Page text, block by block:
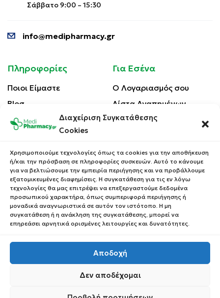
Διαχείριση Συγκατάθεσης
Cookies
Χρησιμοποιούμε τεχνολογίες όπως τα cookies για την αποθήκευση
ή/και την πρόσβαση σε πληροφορίες συσκευών. Αυτό το κάνουμε
για να βελτιώσουμε την εμπειρία περιήγησης και να προβάλλουμε
εξατομικευμένες διαφημίσεις. Η συγκατάθεση για τις εν λόγω
τεχνολογίες θα μας επιτρέψει να επεξεργαστούμε δεδομένα
προσωπικού χαρακτήρα, όπως συμπεριφορά περιήγησης ή
μοναδικά αναγνωριστικά σε αυτόν τον ιστότοπο. Η μη
συγκατάθεση ή η ανάκληση της συγκατάθεσης, μπορεί να
επηρεάσει αρνητικά ορισμένες λειτουργίες και δυνατότητες.
Αποδοχή
Δεν αποδέχομαι
Σάββατο 9:00 – 15:30
info@medipharmacy.gr
Πληροφορίες
Ποιοι Είμαστε
Blog
Επικοινωνία
Πολιτική Απορρήτου
Τρόποι Αποστολής
Τρόποι Πληρωμής
Επιστροφές Προϊόντων
Για Εσένα
Ο Λογαριασμός σου
Λίστα Αγαπημένων
Οι Παραγγελίες σου
Κέρδισε Κουπόνι
Έκπτωσης